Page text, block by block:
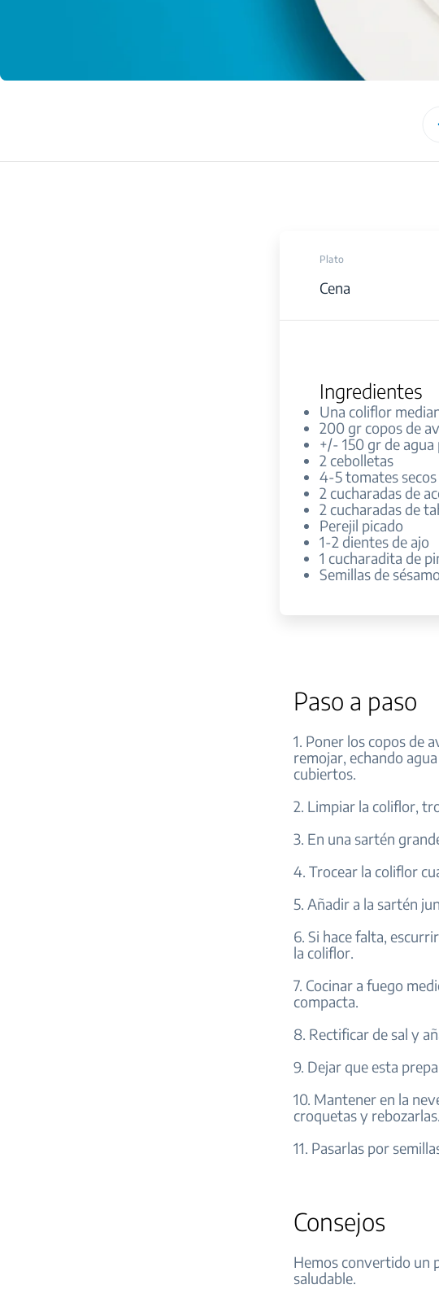
Plato
Cena
Ingredientes
Una coliflor
200 gr copos de
+/- 150 gr de
2 cebolletas
4-5 tomates secos
2 cucharadas de
2 cucharadas de
Perejil picado
1-2 dientes de ajo
1 cucharadita de
Semillas de
Paso a paso
1. Poner los copos de
remojar, echando
cubiertos.
2. Limpiar la coliflor,
3. En una sartén
4. Trocear la coliflor
5. Añadir a la sartén
6. Si hace falta,
la coliflor.
7. Cocinar a fuego
compacta.
8. Rectificar de sal y
9. Dejar que esta
10. Mantener en la
croquetas y
11. Pasarlas por
Consejos
Hemos convertido un
saludable.